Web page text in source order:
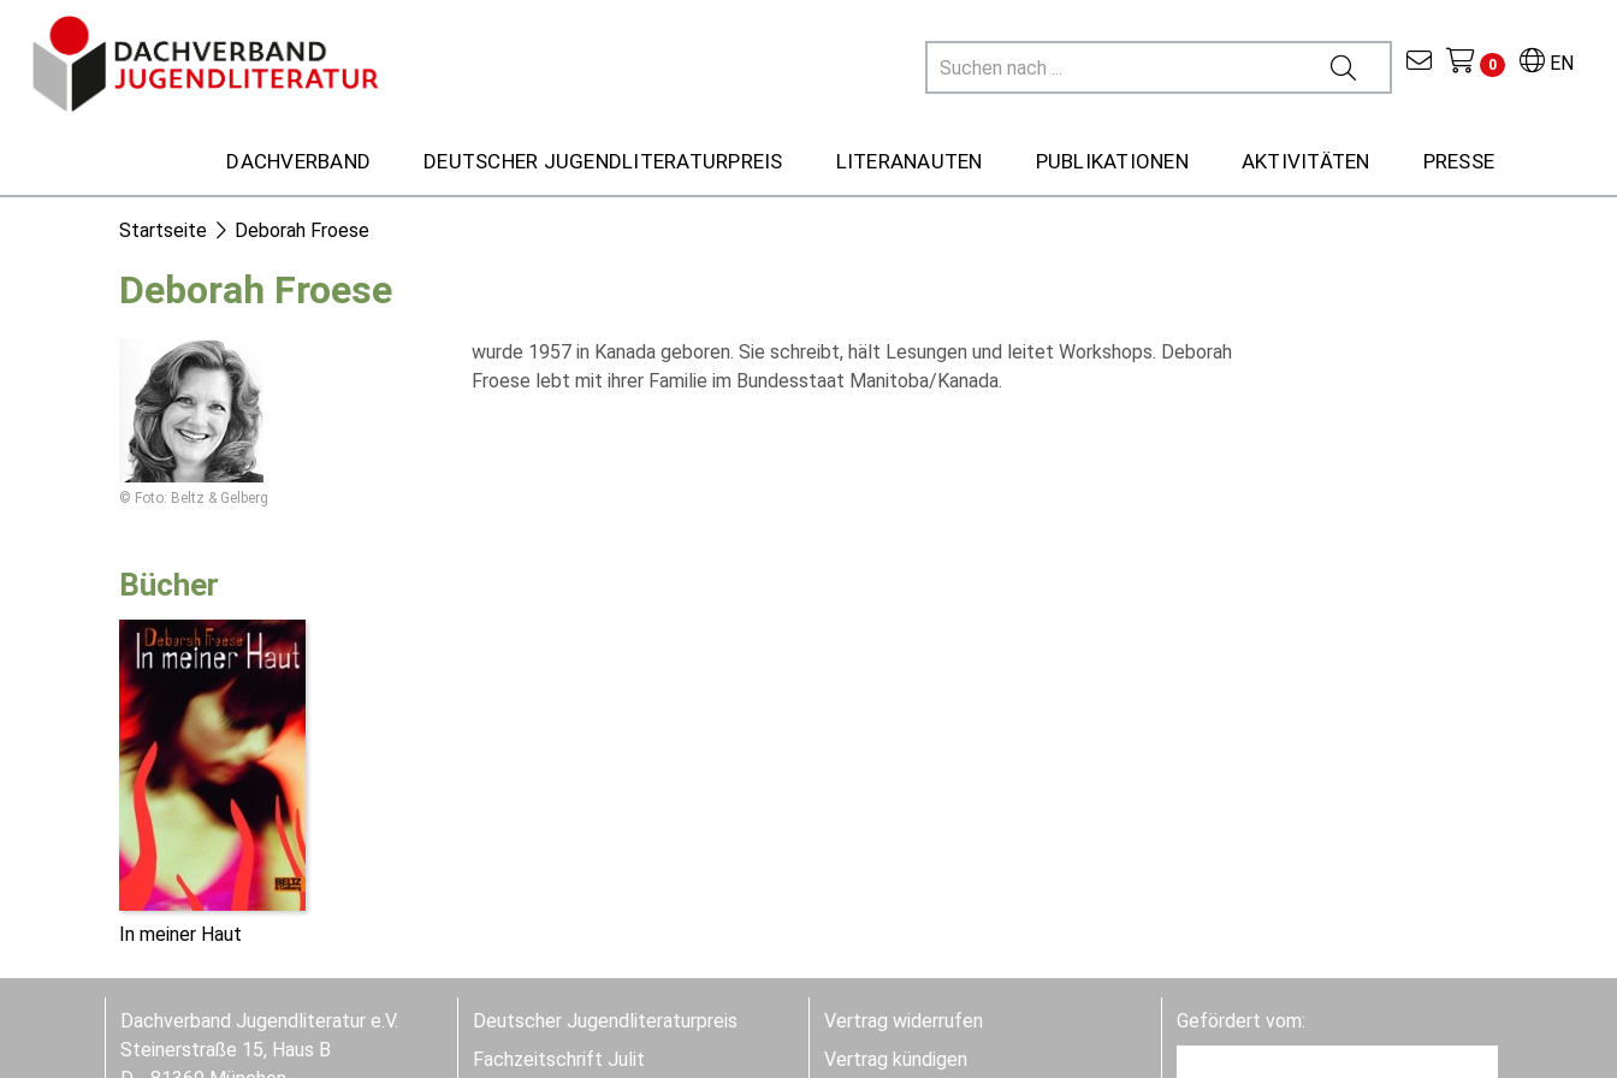
EN
0
DACHVERBAND DEUTSCHER JUGENDLITERATURPREIS LITERANAUTEN PUBLIKATIONEN AKTIVITÄTEN PRESSE
Startseite Deborah Froese
Deborah Froese
© Foto: Beltz & Gelberg
wurde 1957 in Kanada geboren. Sie schreibt, hält Lesungen und leitet Workshops. Deborah
Froese lebt mit ihrer Familie im Bundesstaat Manitoba/Kanada.
Bücher
In meiner Haut
Dachverband Jugendliteratur e.V.
Steinerstraße 15, Haus B
Deutscher Jugendliteraturpreis
Fachzeitschrift Julit
Vertrag widerrufen
Vertrag kündigen
Gefördert vom: